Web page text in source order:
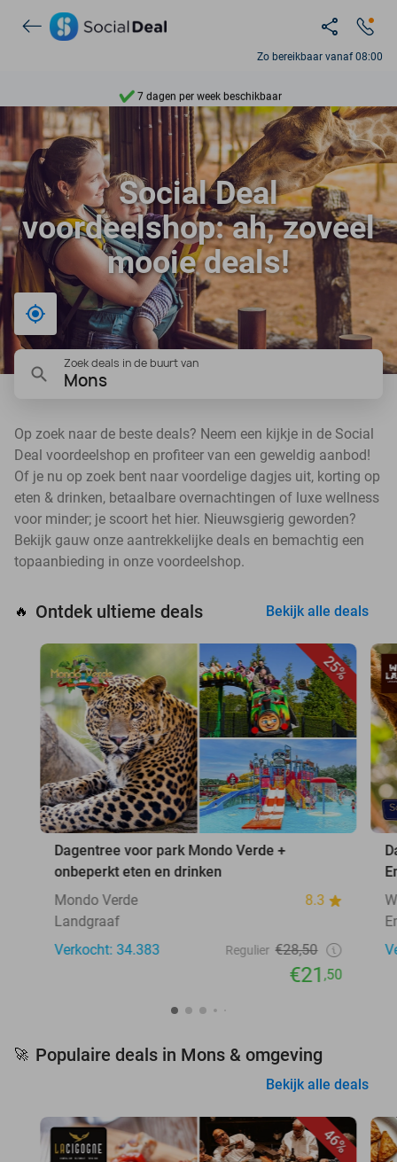
Zo bereikbaar vanaf 08:00
Ontdek 15.000+ deals
7 dagen per week beschikbaar
10+ miljoen leden
9,4
Ontdek 15.000+ deals
Social Deal
voordeelshop: ah, zoveel
mooie deals!
Bij mij in de buurt
Zoek deals in de buurt van
Mons
Op zoek naar de beste deals? Neem een kijkje in de Social
Deal voordeelshop en profiteer van een geweldig aanbod!
Of je nu op zoek bent naar voordelige dagjes uit, korting op
eten & drinken, betaalbare overnachtingen of luxe wellness
voor minder; je scoort het hier. Nieuwsgierig geworden?
Bekijk gauw onze aantrekkelijke deals en bemachtig een
topaanbieding in onze voordeelshop.
🔥 Ontdek ultieme deals Bekijk alle deals
25%
Dagentree voor park Mondo Verde +
onbeperkt eten en drinken
Mondo Verde
8.3
Landgraaf
Verkocht: 34.383
Regulier €28,50
€21,50
🚀 Populaire deals in Mons & omgeving
Bekijk alle deals
46%